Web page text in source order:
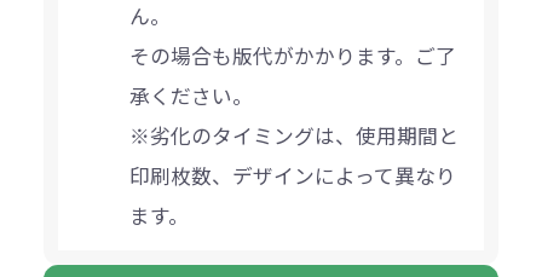
ん。
その場合も版代がかかります。ご了
承ください。
※劣化のタイミングは、使用期間と
印刷枚数、デザインによって異なり
ます。